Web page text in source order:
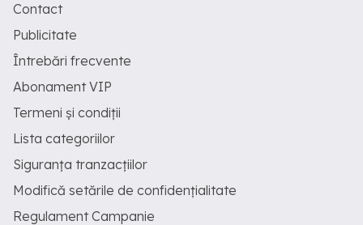
Contact
Publicitate
Întrebări frecvente
Abonament VIP
Termeni și condiții
Lista categoriilor
Siguranța tranzacțiilor
Modifică setările de confidențialitate
Regulament Campanie